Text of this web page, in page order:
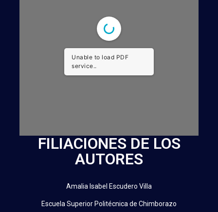
Unable to load PDF
service..
FILIACIONES DE LOS
AUTORES
Amalia Isabel Escudero Villa
Escuela Superior Politécnica de Chimborazo